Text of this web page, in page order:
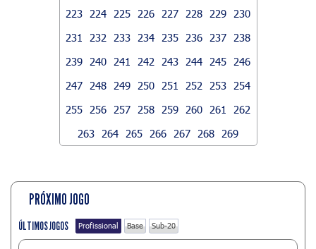
223
224 225 226 227 228 229
230
231
232 233 234 235 236 237
238
239
240 241 242 243 244 245
246
247
248 249 250 251 252 253
254
255
256 257 258 259 260 261
262
263
264 265 266 267 268 269
PRÓXIMO JOGO
ÚLTIMOS JOGOS Profissional Base Sub-20